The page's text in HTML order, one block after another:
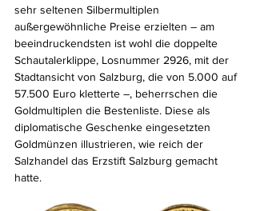
sehr seltenen Silbermultiplen
außergewöhnliche Preise erzielten – am
beeindruckendsten ist wohl die doppelte
Schautalerklippe, Losnummer 2926, mit der
Stadtansicht von Salzburg, die von 5.000 auf
57.500 Euro kletterte –, beherrschen die
Goldmultiplen die Bestenliste. Diese als
diplomatische Geschenke eingesetzten
Goldmünzen illustrieren, wie reich der
Salzhandel das Erzstift Salzburg gemacht
hatte.